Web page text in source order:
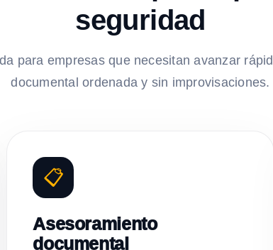
seguridad
para empresas que necesitan avanzar
documental ordenada y sin improvisaciones.
📋
Asesoramiento
documental